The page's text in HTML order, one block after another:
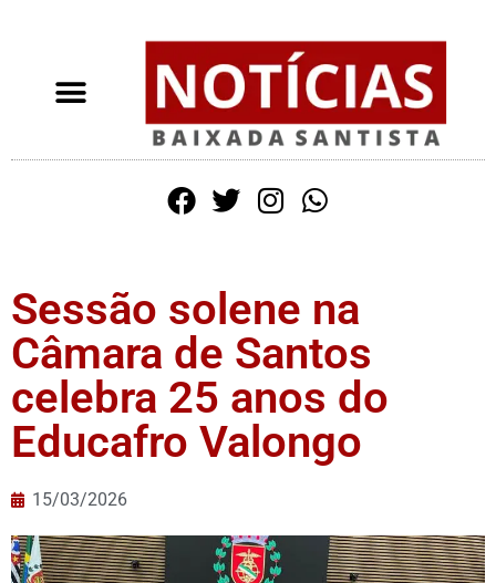
Sessão solene na
Câmara de Santos
celebra 25 anos do
Educafro Valongo
15/03/2026